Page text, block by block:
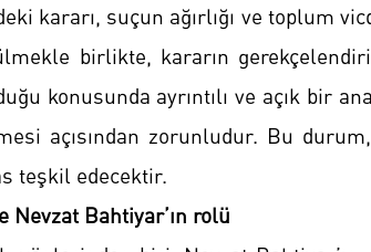
kararı, suçun ağırlığı ve toplum
birlikte, kararın
konusunda ayrıntılı ve açık bir
açısından zorunludur. Bu
teşkil edecektir.
Bahtiyar’ın rolü